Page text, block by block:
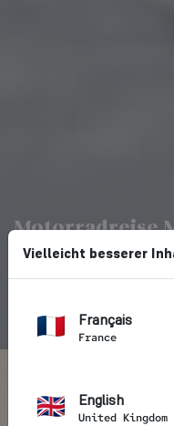
Motorradreise
FROZEN
TOUREN 8J
Vielleicht besserer
Français
France
English
United Kingdom